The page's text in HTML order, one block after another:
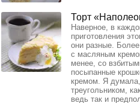
Торт
Наверное, в
приготовления
они разные.
с масляным
менее, со
посыпанные
кремом. Я
треугольником,
ведь так и